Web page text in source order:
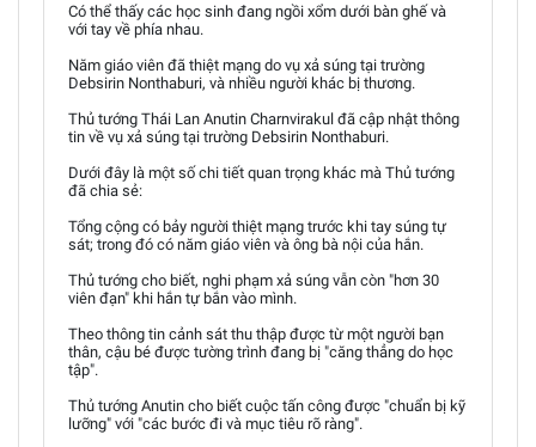
Có thể thấy các học sinh đang ngồi xổm dưới bàn ghế và
với tay về phía nhau.
Năm giáo viên đã thiệt mạng do vụ xả súng tại trường
Debsirin Nonthaburi, và nhiều người khác bị thương.
Thủ tướng Thái Lan Anutin Charnvirakul đã cập nhật thông
tin về vụ xả súng tại trường Debsirin Nonthaburi.
Dưới đây là một số chi tiết quan trọng khác mà Thủ tướng
đã chia sẻ:
Tổng cộng có bảy người thiệt mạng trước khi tay súng tự
sát; trong đó có năm giáo viên và ông bà nội của hắn.
Thủ tướng cho biết, nghi phạm xả súng vẫn còn "hơn 30
viên đạn" khi hắn tự bắn vào mình.
Theo thông tin cảnh sát thu thập được từ một người bạn
thân, cậu bé được tường trình đang bị "căng thẳng do học
tập".
Thủ tướng Anutin cho biết cuộc tấn công được "chuẩn bị kỹ
lưỡng" với "các bước đi và mục tiêu rõ ràng".